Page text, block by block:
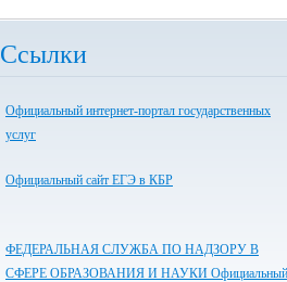
Ссылки
Официальный интернет-портал государственных
услуг
Официальный сайт ЕГЭ в КБР
ФЕДЕРАЛЬНАЯ СЛУЖБА ПО НАДЗОРУ В
СФЕРЕ ОБРАЗОВАНИЯ И НАУКИ Официальный